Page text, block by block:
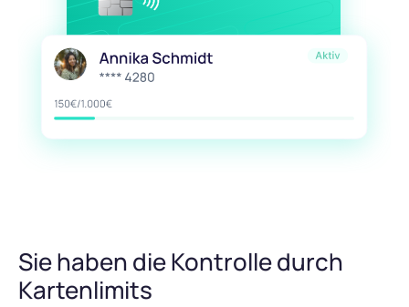
Sie haben die Kontrolle durch
Kartenlimits